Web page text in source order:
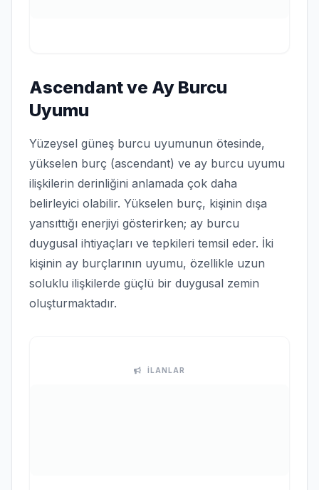
Ascendant ve Ay Burcu
Uyumu
Yüzeysel güneş burcu uyumunun ötesinde,
yükselen burç (ascendant) ve ay burcu uyumu
ilişkilerin derinliğini anlamada çok daha
belirleyici olabilir. Yükselen burç, kişinin dışa
yansıttığı enerjiyi gösterirken; ay burcu
duygusal ihtiyaçları ve tepkileri temsil eder. İki
kişinin ay burçlarının uyumu, özellikle uzun
soluklu ilişkilerde güçlü bir duygusal zemin
oluşturmaktadır.
İLANLAR